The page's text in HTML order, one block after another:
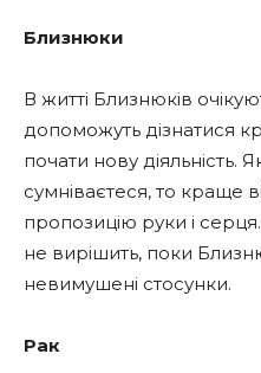
Близнюки
В житті Близнюків
допоможуть дізнатися
почати нову діяльність.
сумніваєтеся, то краще
пропозицію руки і
не вирішить, поки
невимушені стосунки.
Рак